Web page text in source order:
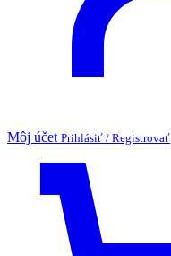
Môj účet Prihlásiť / Registrovať